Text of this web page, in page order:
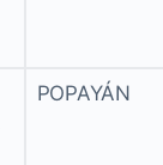
POPAYÁN